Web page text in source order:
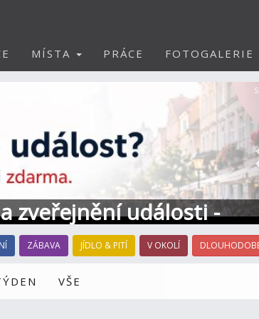
MÍSTA PRÁCE FOTOGALERIE
zveřejnění události -
ZÁBAVA JÍDLO & PITÍ V OKOLÍ
VŠE